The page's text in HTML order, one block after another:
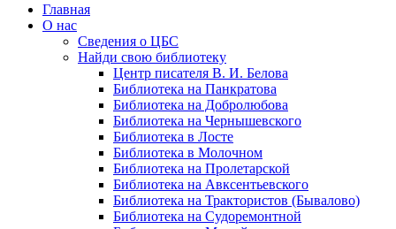
Главная
О нас
Сведения о ЦБС
Найди свою библиотеку
Центр писателя В. И. Белова
Библиотека на Панкратова
Библиотека на Добролюбова
Библиотека на Чернышевского
Библиотека в Лосте
Библиотека в Молочном
Библиотека на Пролетарской
Библиотека на Авксентьевского
Библиотека на Трактористов (Бывалово)
Библиотека на Судоремонтной